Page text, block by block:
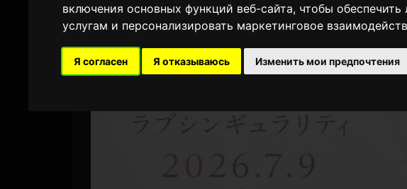
включения основных функций веб-сайта, чтобы
услугам и персонализировать маркетинговое
Я согласен Я отказываюсь Изменить мои предпочтения